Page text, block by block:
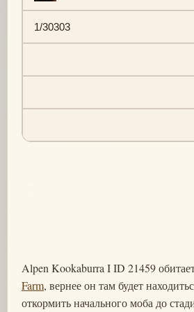
1/30303
Alpen Kookaburra I ID 21459
Farm, вернее он там будет
откормить начального моба до